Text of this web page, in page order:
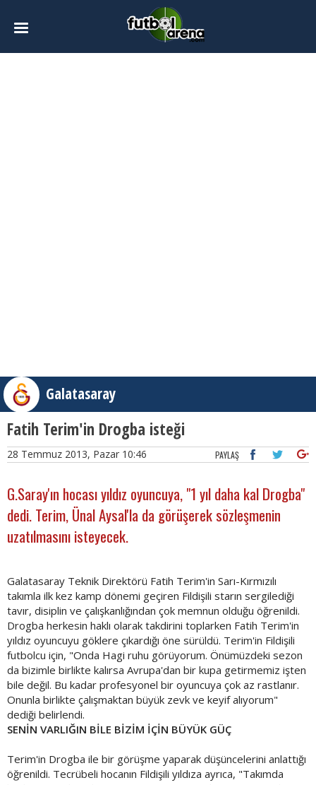
Galatasaray
Fatih Terim'in Drogba isteği
28 Temmuz 2013, Pazar 10:46 PAYLAŞ
G.Saray'ın hocası yıldız oyuncuya, "1 yıl daha kal Drogba"
dedi. Terim, Ünal Aysal'la da görüşerek sözleşmenin
uzatılmasını isteyecek.
Galatasaray Teknik Direktörü Fatih Terim'in Sarı-Kırmızılı
takımla ilk kez kamp dönemi geçiren Fildişili starın sergilediği
tavır, disiplin ve çalışkanlığından çok memnun olduğu öğrenildi.
Drogba herkesin haklı olarak takdirini toplarken Fatih Terim'in
yıldız oyuncuyu göklere çıkardığı öne sürüldü. Terim'in Fildişili
futbolcu için, "Onda Hagi ruhu görüyorum. Önümüzdeki sezon
da bizimle birlikte kalırsa Avrupa'dan bir kupa getirmemiz işten
bile değil. Bu kadar profesyonel bir oyuncuya çok az rastlanır.
Onunla birlikte çalışmaktan büyük zevk ve keyif alıyorum"
dediği belirlendi.
SENİN VARLIĞIN BİLE BİZİM İÇİN BÜYÜK GÜÇ
Terim'in Drogba ile bir görüşme yaparak düşüncelerini anlattığı
öğrenildi. Tecrübeli hocanın Fildişili yıldıza ayrıca, "Takımda